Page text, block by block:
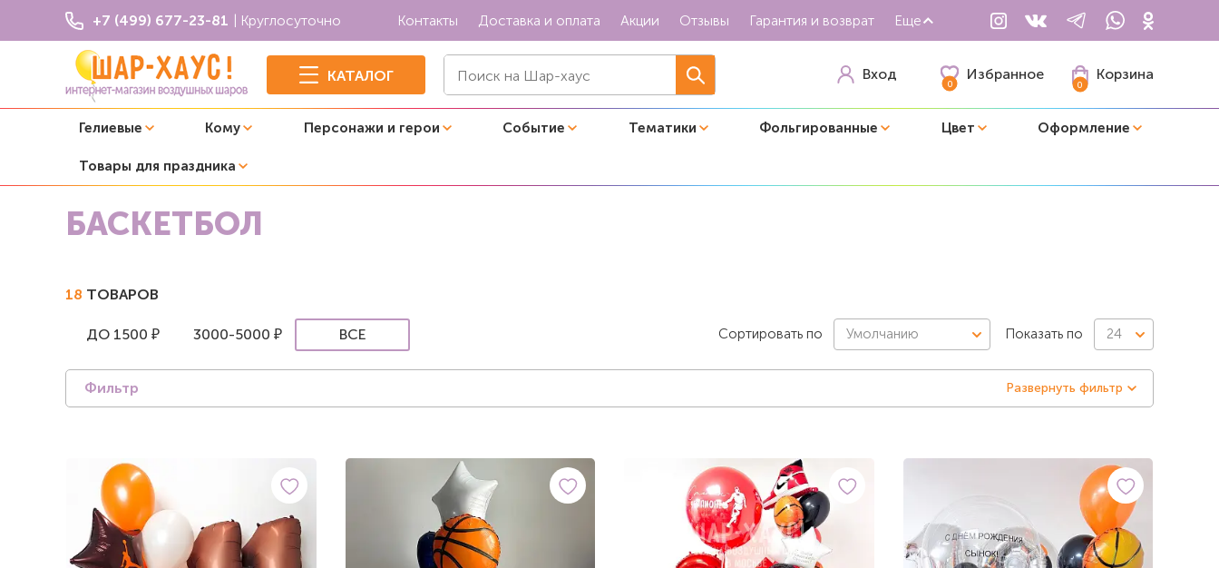
+7 (499) 677-23-81 | Круглосуточно Контакты Доставка и оплата Акции Отзывы Гарантия и возврат Еще
КАТАЛОГ Вход
0
Избранное
0
Корзина
Гелиевые Кому Персонажи и герои Событие Тематики Фольгированные Цвет Оформление
Товары для праздника
Тематики воздушных шаров
БАСКЕТБОЛ
18 ТОВАРОВ
ДО 1500 ₽ 3000-5000 ₽ ВСЕ Сортировать по Умолчанию Показать по 24
Фильтр Развернуть фильтр